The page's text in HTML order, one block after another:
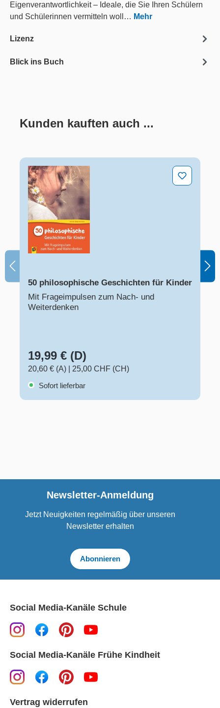
Eigenverantwortlichkeit – Ideale, die Sie Ihren Schülern
und Schülerinnen vermitteln woll… Mehr
Lizenz
Blick ins Buch
Produktgalerie überspringen
Kunden kauften auch ...
50 philosophische Geschichten für Kinder
50 philosophische Geschichten für Kinder
Mit Frageimpulsen zum Nach- und
Weiterdenken
19,99 € (D)
20,60 € (A)
25,00 CHF (CH)
Sofort lieferbar
Newsletter-Anmeldung
Jetzt Neuigkeiten regelmäßig über unseren
Newsletter erhalten
Abonnieren
Social Media-Kanäle Schule
Social Media-Kanäle Frühe Kindheit
Vertrag widerrufen